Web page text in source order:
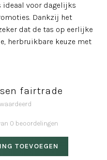
ideaal voor dagelijks
Dankzij het
dat de tas op eerlijke
herbruikbare keuze met
fairtrade
0 beoordelingen
TOEVOEGEN